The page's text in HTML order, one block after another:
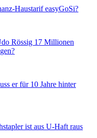
Haustarif easyGoSi?
Rössig 17 Millionen
er für 10 Jahre hinter
ist aus U-Haft raus